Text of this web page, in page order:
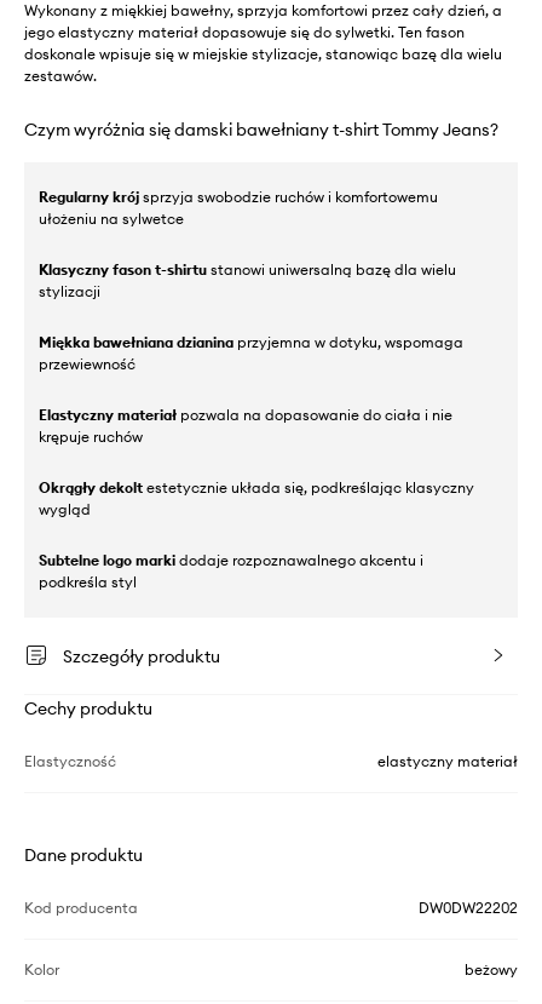
Wykonany z miękkiej bawełny, sprzyja komfortowi przez cały dzień, a
jego elastyczny materiał dopasowuje się do sylwetki. Ten fason
doskonale wpisuje się w miejskie stylizacje, stanowiąc bazę dla wielu
zestawów.
Czym wyróżnia się damski bawełniany t-shirt Tommy Jeans?
Regularny krój sprzyja swobodzie ruchów i komfortowemu
ułożeniu na sylwetce
Klasyczny fason t-shirtu stanowi uniwersalną bazę dla wielu
stylizacji
Miękka bawełniana dzianina przyjemna w dotyku, wspomaga
przewiewność
Elastyczny materiał pozwala na dopasowanie do ciała i nie
krępuje ruchów
Okrągły dekolt estetycznie układa się, podkreślając klasyczny
wygląd
Subtelne logo marki dodaje rozpoznawalnego akcentu i
podkreśla styl
Szczegóły produktu
Cechy produktu
Elastyczność elastyczny materiał
Dane produktu
Kod producenta DW0DW22202
Kolor beżowy